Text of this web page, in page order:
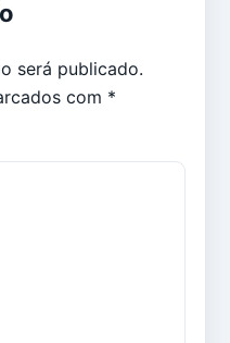
será publicado.
com *